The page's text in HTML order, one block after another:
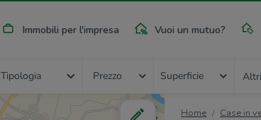
Immobili per l'impresa Vuoi un mutuo?
Tipologia Prezzo Superficie
Home Case in